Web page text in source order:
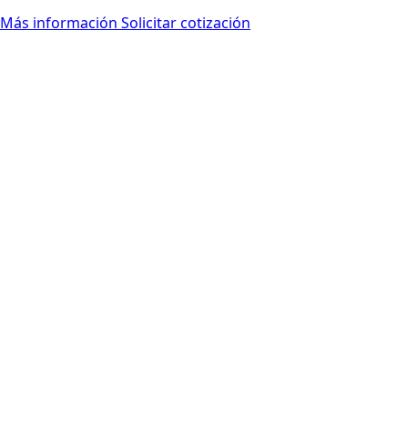
Más información Solicitar cotización